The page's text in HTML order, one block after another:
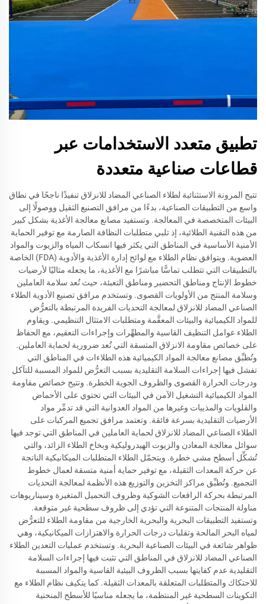
تطبيق متعدد الاستخدامات عبر
قطاعات صناعية متعددة
تتيح المرونة الاستثنائية لطلاء الصناعي المضاد للانزلاق تنفيذًا ناجحًا في نطاق
واسع من التطبيقات الصناعية، بدءًا من مرافق التصنيع الثقيل ووصولًا إلى
البيئات المتخصصة في المعالجة. وتستفيد مصانع معالجة الأغذية بشكل كبير
من هذه التقنية الطلائية، إذ تلبي متطلبات النظافة الصارمة مع توفير الحماية
الأمنية الأساسية في المناطق التي يكثر فيها انسكاب المياه والزيوت والمواد
العضوية. ويتوافق نظام الطلاء مع لوائح إدارة الأغذية والأدوية (FDA) الخاصة
بالتطبيقات التي تتطلب تماسًّا مباشرًا مع الأغذية، ما يجعله مثاليًا لأرضيات
خطوط الإنتاج ومناطق التحضير ومناطق التعبئة، حيث تُعد سلامة العاملين
وسلامة المنتج من الأولويات القصوى. وتستخدم مرافق تصنيع الأدوية الطلاء
الصناعي المضاد للانزلاق لمعالجة التحديات الفريدة المرتبطة بالتعرُّض
للمواد الكيميائية والبيئات المعقَّمة ومتطلبات الامتثال التنظيمي. ويقاوم
الطلاء عوامل التنظيف القاسية والمطهِّرات وإجراءات التعقيم، مع الحفاظ
على خصائص مقاومة الانزلاق المتسقة التي تُعد ضرورية لحماية العاملين.
وتُطبِّق مصانع معالجة المواد الكيميائية هذه الطلاءات في المناطق التي
تفشل فيها إجراءات السلامة التقليدية بسبب التعرُّض للمواد المسببة للتآكل
ودرجات الحرارة القصوى والظروف الجوية الخطرة. وتتيح خصائص مقاومة
المواد الكيميائية التشغيل الآمن في البيئات التي تحتوي على الأحماض
والقلويات والمذيبات وغيرها من المواد العدوانية التي قد تدمِّر مواد
الأرضيات التقليدية بسرعة فائقة. وتعتمد مرافق تجميع المركبات على
الطلاء الصناعي المضاد للانزلاق لحماية العاملين في المناطق التي توجد فيها
سوائل معالجة المعادن والزيوت الهيدروليكية وبخاخ الطلاء الزائد، والتي
تُشكِّل أسطح مشي خطرة. ويتحمّل الطلاء المتطلبات الميكانيكية الناتجة
عن حركة المعدات الثقيلة، مع توفير حماية أمنية متسقة لعمال خطوط
التجميع. وتُطبِّق مراكز التخزين والتوزيع هذه الأنظمة لمعالجة التحديات
المرتبطة بحركة الرافعات الشوكية وظروف التحميل المتغيرة وسيناريوهات
مناولة المنتجات المتنوعة التي تؤدي إلى ظروف سطحية غير متوقعة.
وتستفيد التطبيقات البحرية والبحرية الخارجية من مقاومة الطلاء للتعرُّض
لمياه البحر المالحة وتقلبات درجات الحرارة والاهتزازات الميكانيكية، وهي
ظواهر شائعة في البيئات الصناعية البحرية. وتستخدم عمليات التعدين الطلاء
الصناعي المضاد للانزلاق في المناطق التي تثبت فيها إجراءات السلامة
التقليدية عدم كفايتها بسبب الظروف البيئية القاسية والمواد المسببة
للاحتكاك والمتطلبات المتعلقة بالمعدات الثقيلة. كما يتكيف نظام الطلاء مع
التكوينات السطحية غير المنتظمة، ما يجعله مناسبًا للأسطح المنحنية